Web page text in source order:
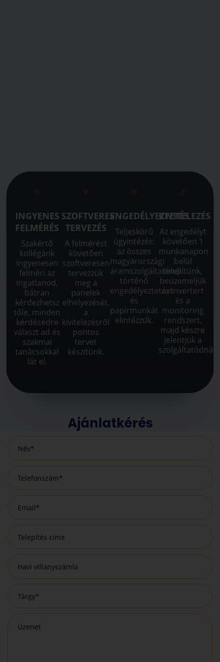
INGYENES
FELMÉRÉS
Szakértő
kollégánk
ingyenesen
felméri az
ingatlanod,
bátran
kérdezhetsz
tőle, minden
kérdésedre
választ ad és
szakmai
tanácsokkal
lát el.
SZOFTVERES
TERVEZÉS
A felmérést
követően
szoftveresen
tervezzük
meg a
panelek
elhelyezését,
a
kivitelezésről
pontos
tervet
készítünk.
ENGEDÉLYEZTETÉS
Teljeskörű
ügyintézés:
az összes
magyarországi
áramszolgáltatónál
történő
engedélyeztetést
és
papírmunkát
elintézzük.
KIVITELEZÉS
Az engedélyt
követően 1
munkanapon
belül
telepítünk,
beüzemeljük
az invertert
és a
monitoring
rendszert,
majd készre
jelentjük a
szolgáltatódnál.
Ajánlatkérés